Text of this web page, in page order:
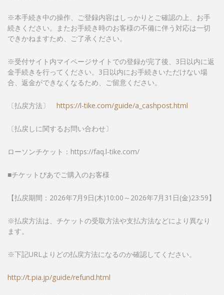
※本手続き中の操作、ご登録内容はしっかりとご確認の上、お手
続きください。またお手続き時のお客様の不備に伴う対応は一切
できかねますため、ご了承ください。
※受付サイト内マイページサイトでの登録が完了後、3日以内に返
金手続きを行ってください。3日以内にお手続きいただけない場
合、返金ができなくなるため、ご留意ください。
〔払戻方法〕 https://l-tike.com/guide/a_cashpost.html
〔払戻しに関するお問い合わせ〕
ローソンチケット：https://faq.l-tike.com/
■チケットぴあでご購入のお客様
【払戻期間：2026年7月9日(木)10:00～2026年7月31日(金)23:59】
※払戻方法は、チケットの受取方法や支払方法などにより異なり
ます。
※下記URLよりどの払戻方法になるのか確認してください。
http://t.pia.jp/guide/refund.html